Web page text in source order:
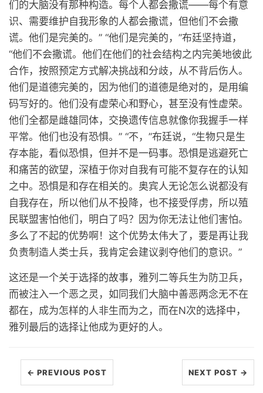
们的大脑没有那种构造。每个人都会撒谎——每个有意
识、需要维护自我形象的人都会撒谎，但他们不会撒
谎。他们是完美的。” “他们是完美的，”布廷坚持道，
“他们不会撒谎。他们在他们的社会结构之内完美地彼此
合作，按照预定方式解决挑战和分歧，从不背后伤人。
他们是道德完美的，因为他们的道德是绝对的，是用编
码写好的。他们没有虚荣心和野心，甚至没有性虚荣。
他们全都是雌雄同体，交换遗传信息就像你我握手一样
平常。他们也没有恐惧。” “不，”布廷说，“生物只是生
存本能，看似恐惧，但并不是一码事。恐惧是逃避死亡
和痛苦的欲望，深植于你对自我有可能不复存在的认知
之中。恐惧是和存在相关的。奥宾人无论怎么说都没有
自我存在，所以他们从不投降，也不接受俘虏，所以殖
民联盟害怕他们，明白了吗？因为你无法让他们害怕。
多么了不起的优势啊！这个优势太伟大了，要是再让我
负责制造人类士兵，我肯定会建议剥夺他们的意识。”
这还是一个关于选择的故事，雅列二等兵生为防卫兵，
而被注入一个恶之灵，如同我们大脑中善恶两念无不在
都在，成为怎样的人非生而为之，而在N次的选择中，
雅列最后的选择让他成为更好的人。
← PREVIOUS POST NEXT POST →